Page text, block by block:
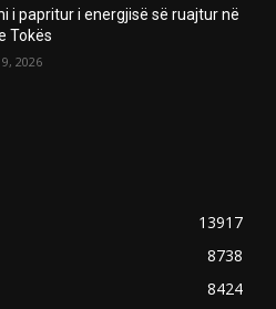
i papritur i energjisë së ruajtur në
Tokës
2026
13917
8738
8424